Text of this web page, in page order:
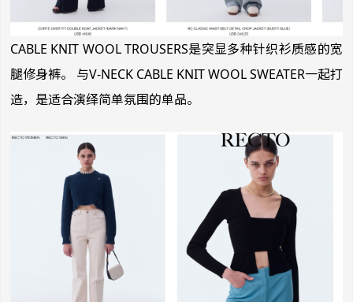
CABLE KNIT WOOL TROUSERS是突显多种针织衫质感的宽
腿修身裤。 与V-NECK CABLE KNIT WOOL SWEATER一起打
造，是适合演绎简单氛围的单品。